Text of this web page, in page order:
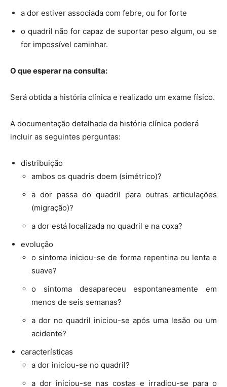
a dor estiver associada com febre, ou for forte
o quadril não for capaz de suportar peso algum, ou se
for impossível caminhar.
O que esperar na consulta:
Será obtida a história clínica e realizado um exame físico.
A documentação detalhada da história clínica poderá
incluir as seguintes perguntas:
distribuição
ambos os quadris doem (simétrico)?
a dor passa do quadril para outras articulações
(migração)?
a dor está localizada no quadril e na coxa?
evolução
o sintoma iniciou-se de forma repentina ou lenta e
suave?
o sintoma desapareceu espontaneamente em
menos de seis semanas?
a dor no quadril iniciou-se após uma lesão ou um
acidente?
características
a dor iniciou-se no quadril?
a dor iniciou-se nas costas e irradiou-se para o